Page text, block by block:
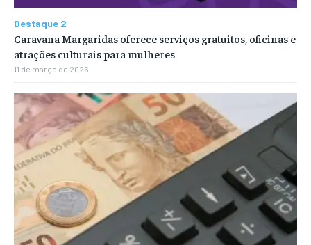
Destaque 2
Caravana Margaridas oferece serviços gratuitos, oficinas e
atrações culturais para mulheres
11 de março de 2026